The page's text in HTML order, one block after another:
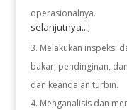
operasionalnya.
selanjutnya...;
Melakukan inspeksi
bakar, pendinginan,
dan keandalan turbin.
Menganalisis dan